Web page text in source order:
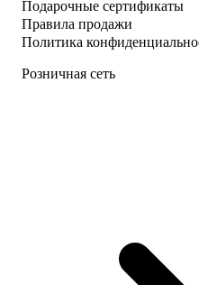
Подарочные сертификаты
Правила продажи
Политика
Розничная сеть